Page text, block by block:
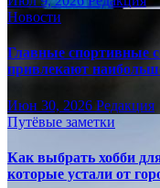
Новости
Главные спортивные
привлекают
Июн 30, 2026 Редакция
Путёвые заметки
Как выбрать хобби
которые устали от